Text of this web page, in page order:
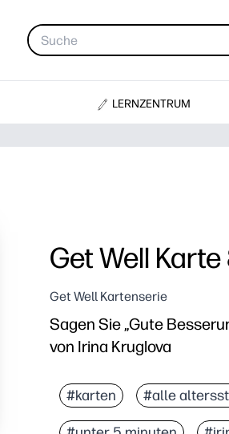
LERNZENTRUM
Get Well Karte
Get Well Kartenserie
Sagen Sie „Gute
von Irina Kruglova
Sie drucken auf Letter
Die fröhliche Hunde-
#karten #alle